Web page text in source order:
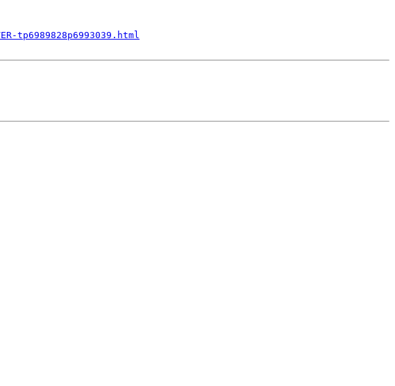
tp6989828p6993039.html